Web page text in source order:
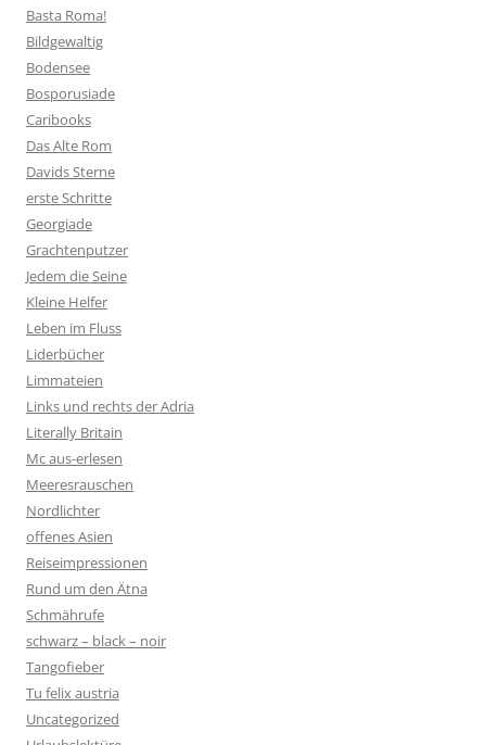
Basta Roma!
Bildgewaltig
Bodensee
Bosporusiade
Caribooks
Das Alte Rom
Davids Sterne
erste Schritte
Georgiade
Grachtenputzer
Jedem die Seine
Kleine Helfer
Leben im Fluss
Liderbücher
Limmateien
Links und rechts der Adria
Literally Britain
Mc aus-erlesen
Meeresrauschen
Nordlichter
offenes Asien
Reiseimpressionen
Rund um den Ätna
Schmährufe
schwarz – black – noir
Tangofieber
Tu felix austria
Uncategorized